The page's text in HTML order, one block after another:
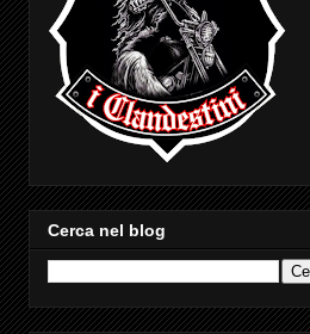
Cerca nel blog